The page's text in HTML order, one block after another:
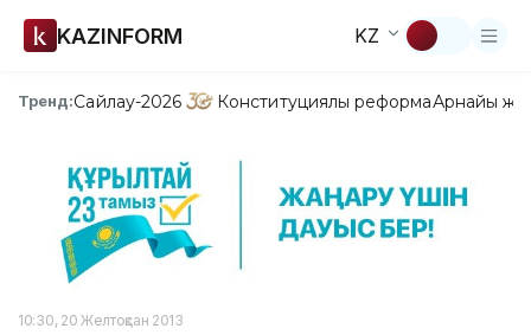
KAZINFORM KZ
Тренд:Сайлау-2026 Конституциялық реформаАрнайы
10:30, 20 Желтоқсан 2013